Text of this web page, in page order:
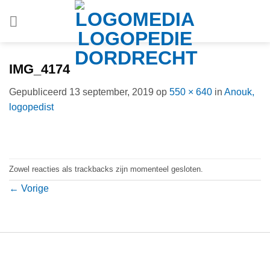
IMG_4174
Gepubliceerd 13 september, 2019 op 550 × 640 in Anouk,
logopedist
Zowel reacties als trackbacks zijn momenteel gesloten.
← Vorige